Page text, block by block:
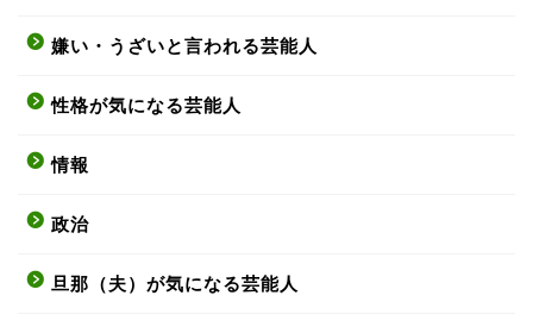
嫌い・うざいと言われる芸能人
性格が気になる芸能人
情報
政治
旦那（夫）が気になる芸能人